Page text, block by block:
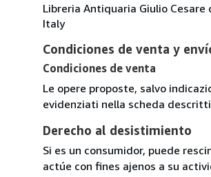
Libreria Antiquaria Giulio Cesare
Italy
Condiciones de venta y
Condiciones de venta
Le opere proposte, salvo
evidenziati nella scheda
Derecho al desistimiento
Si es un consumidor, puede
actúe con fines ajenos a su